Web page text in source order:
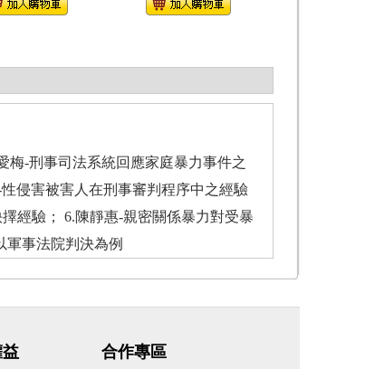
-刑事司法系統回應家庭暴力事件之
侵害被害人在刑事審判程序中之經驗
經驗； 6.陳靜惠-親密關係暴力對受暴
軍事法院判決為例
合作專區